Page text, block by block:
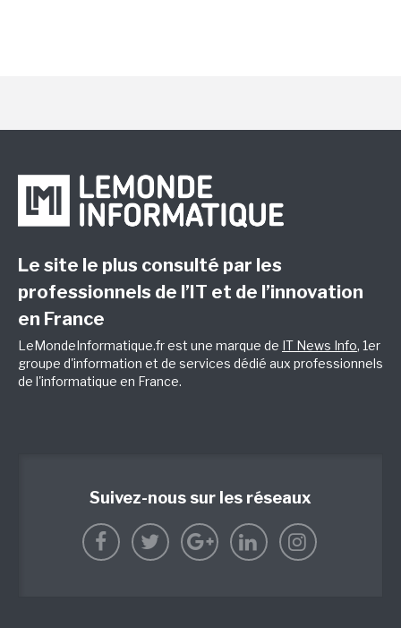
Le site le plus consulté par les
professionnels de l’IT et de l’innovation
en France
LeMondeInformatique.fr est une marque de IT News Info, 1er
groupe d'information et de services dédié aux professionnels
de l'informatique en France.
Suivez-nous sur les réseaux